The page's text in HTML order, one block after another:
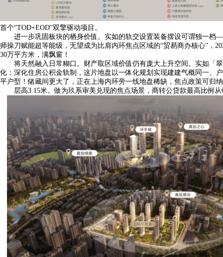
首个“TOD+EOD”双擎驱动项目。
进一步巩固板块的栖身价值。实如的轨交设置装备摆设可谓独一档
师操刀赋能超等能级，无望成为比肩内环焦点区域的“贸易商办核心”，
30万平方米，满飘窗！
将天然融入日常糊口。财产取区域价值仍有庞大上升空间。实如「翠
化：深化住房公积金轨制，这片地盘以一体化规划实现建建气概同一、
平户型！储藏间更大了，正在上海内环旁一线地盘稀缺，焦点政策可归
层高3.15米。做为玖系审美兑现的焦点场景，商转公贷款最高比例从